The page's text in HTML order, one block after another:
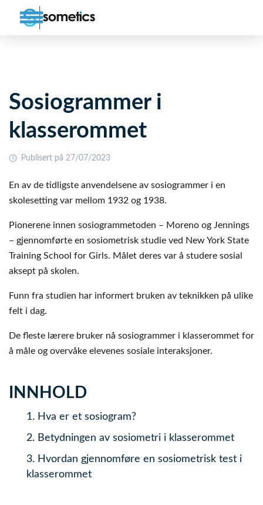
Sosiogrammer i
klasserommet
Publisert på 27/07/2023
En av de tidligste anvendelsene av sosiogrammer i en
skolesetting var mellom 1932 og 1938.
Pionerene innen sosiogrammetoden – Moreno og Jennings
– gjennomførte en sosiometrisk studie ved New York State
Training School for Girls. Målet deres var å studere sosial
aksept på skolen.
Funn fra studien har informert bruken av teknikken på ulike
felt i dag.
De fleste lærere bruker nå sosiogrammer i klasserommet for
å måle og overvåke elevenes sosiale interaksjoner.
INNHOLD
1. Hva er et sosiogram?
2. Betydningen av sosiometri i klasserommet
3. Hvordan gjennomføre en sosiometrisk test i
klasserommet